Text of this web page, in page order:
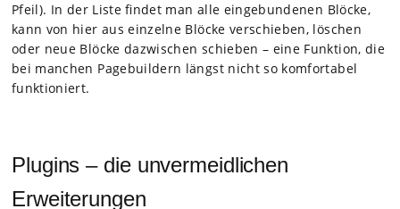
Pfeil). In der Liste fin­det man alle ein­ge­bun­de­nen Blö­cke,
kann von hier aus ein­zelne Blö­cke ver­schie­ben, löschen
oder neue Blö­cke dazwi­schen schie­ben – eine Funk­tion, die
bei man­chen Page­buil­dern längst nicht so kom­for­ta­bel
funk­tio­niert.
Plugins – die unvermeidlichen
Erweiterungen